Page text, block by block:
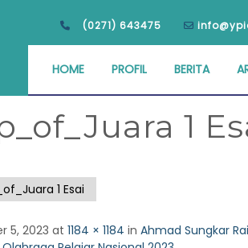
(0271) 643475
HOME PROFIL BERITA
1
1 Esai
5, 2023 at 1184 × 1184 in Ahmad Sungkar